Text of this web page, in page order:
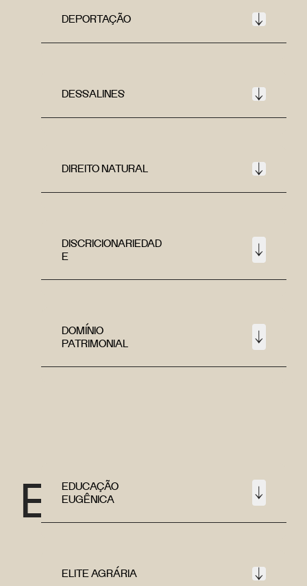
DEPORTAÇÃO
DESSALINES
DIREITO NATURAL
DISCRICIONARIEDAD
E
DOMÍNIO
PATRIMONIAL
E
EDUCAÇÃO
EUGÊNICA
ELITE AGRÁRIA